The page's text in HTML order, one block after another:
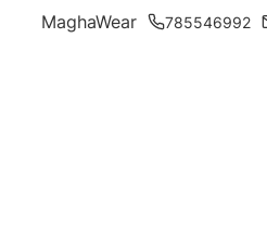
MaghaWear 785546992